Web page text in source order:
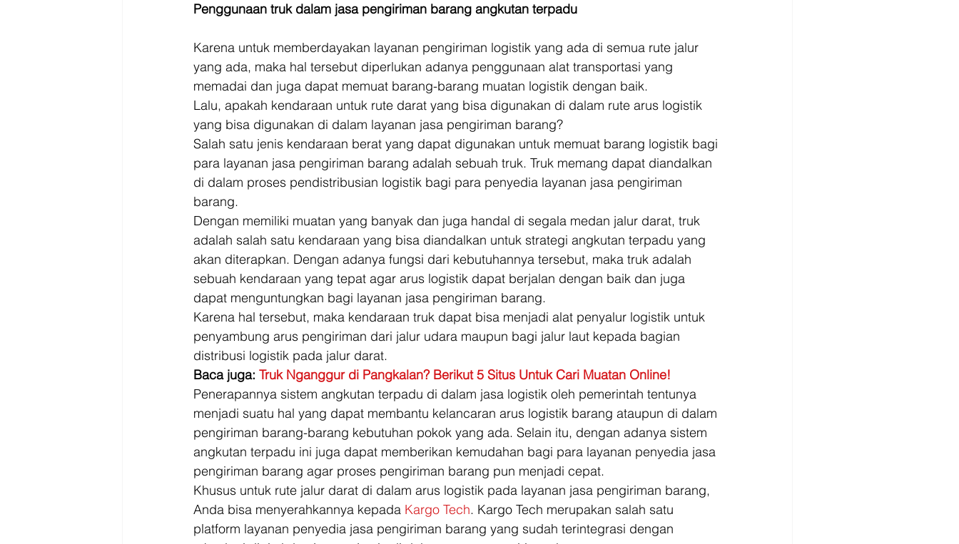
Penggunaan truk dalam jasa pengiriman barang angkutan terpadu
Karena untuk memberdayakan layanan pengiriman logistik yang ada di semua rute jalur
yang ada, maka hal tersebut diperlukan adanya penggunaan alat transportasi yang
memadai dan juga dapat memuat barang-barang muatan logistik dengan baik.
Lalu, apakah kendaraan untuk rute darat yang bisa digunakan di dalam rute arus logistik
yang bisa digunakan di dalam layanan jasa pengiriman barang?
Salah satu jenis kendaraan berat yang dapat digunakan untuk memuat barang logistik bagi
para layanan jasa pengiriman barang adalah sebuah truk. Truk memang dapat diandalkan
di dalam proses pendistribusian logistik bagi para penyedia layanan jasa pengiriman
barang.
Dengan memiliki muatan yang banyak dan juga handal di segala medan jalur darat, truk
adalah salah satu kendaraan yang bisa diandalkan untuk strategi angkutan terpadu yang
akan diterapkan. Dengan adanya fungsi dari kebutuhannya tersebut, maka truk adalah
sebuah kendaraan yang tepat agar arus logistik dapat berjalan dengan baik dan juga
dapat menguntungkan bagi layanan jasa pengiriman barang.
Karena hal tersebut, maka kendaraan truk dapat bisa menjadi alat penyalur logistik untuk
penyambung arus pengiriman dari jalur udara maupun bagi jalur laut kepada bagian
distribusi logistik pada jalur darat.
Baca juga: Truk Nganggur di Pangkalan? Berikut 5 Situs Untuk Cari Muatan Online!
Penerapannya sistem angkutan terpadu di dalam jasa logistik oleh pemerintah tentunya
menjadi suatu hal yang dapat membantu kelancaran arus logistik barang ataupun di dalam
pengiriman barang-barang kebutuhan pokok yang ada. Selain itu, dengan adanya sistem
angkutan terpadu ini juga dapat memberikan kemudahan bagi para layanan penyedia jasa
pengiriman barang agar proses pengiriman barang pun menjadi cepat.
Khusus untuk rute jalur darat di dalam arus logistik pada layanan jasa pengiriman barang,
Anda bisa menyerahkannya kepada Kargo Tech. Kargo Tech merupakan salah satu
platform layanan penyedia jasa pengiriman barang yang sudah terintegrasi dengan